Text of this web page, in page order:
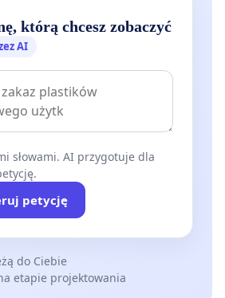
którą chcesz zobaczyć
AI
słowami. AI przygotuje dla
petycję
do Ciebie
etapie projektowania